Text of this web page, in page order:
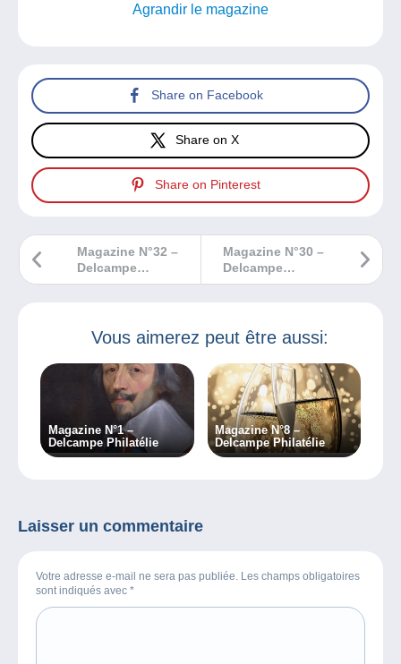
Agrandir le magazine
Share on Facebook
Share on X
Share on Pinterest
Magazine N°30 –
Delcampe
Philatélie
Magazine N°32 –
Delcampe
Philatélie
Vous aimerez peut être aussi:
Magazine N°1 –
Delcampe Philatélie
Magazine N°8 –
Delcampe Philatélie
Laisser un commentaire
Votre adresse e-mail ne sera pas publiée. Les champs obligatoires
sont indiqués avec *